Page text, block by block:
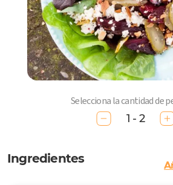
Selecciona la cantidad de
1 - 2
Ingredientes